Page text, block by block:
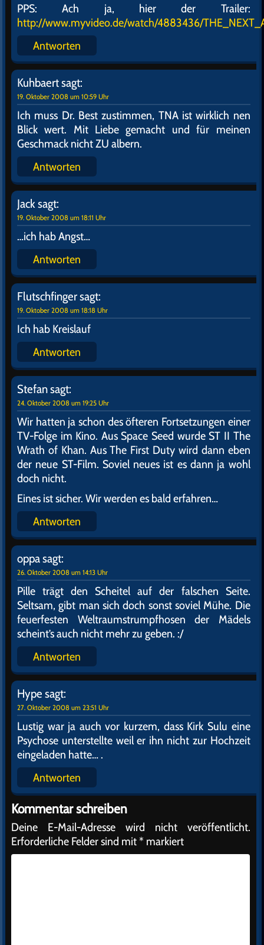
PPS: Ach ja, hier der Trailer:
http://www.myvideo.de/watch/4883436/
Antworten
Kuhbaertsagt:
19. Oktober 2008 um 10:59 Uhr
Ich muss Dr. Best zustimmen, TNA ist wirklich nen
Blick wert. Mit Liebe gemacht und für meinen
Geschmack nicht ZU albern.
Antworten
Jacksagt:
19. Oktober 2008 um 18:11 Uhr
…ich hab Angst…
Antworten
Flutschfingersagt:
19. Oktober 2008 um 18:18 Uhr
Ich hab Kreislauf
Antworten
Stefansagt:
24. Oktober 2008 um 19:25 Uhr
Wir hatten ja schon des öfteren Fortsetzungen einer
TV-Folge im Kino. Aus Space Seed wurde ST II The
Wrath of Khan. Aus The First Duty wird dann eben
der neue ST-Film. Soviel neues ist es dann ja wohl
doch nicht.
Eines ist sicher. Wir werden es bald erfahren…
Antworten
oppasagt:
26. Oktober 2008 um 14:13 Uhr
Pille trägt den Scheitel auf der falschen Seite.
Seltsam, gibt man sich doch sonst soviel Mühe. Die
feuerfesten Weltraumstrumpfhosen der Mädels
scheint’s auch nicht mehr zu geben. :/
Antworten
Hype sagt:
27. Oktober 2008 um 23:51 Uhr
Lustig war ja auch vor kurzem, dass Kirk Sulu eine
Psychose unterstellte weil er ihn nicht zur Hochzeit
eingeladen hatte… .
Antworten
Kommentar schreiben
Deine E-Mail-Adresse wird nicht veröffentlicht.
Erforderliche Felder sind mit* markiert